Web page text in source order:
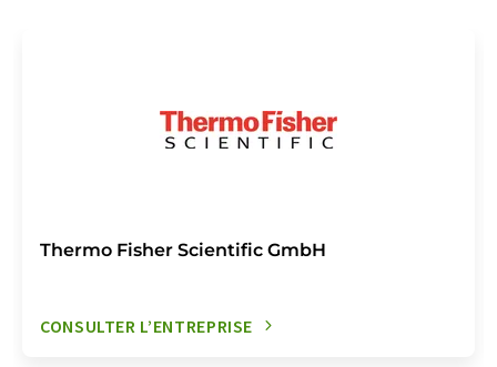
Thermo Fisher Scientific GmbH
CONSULTER L’ENTREPRISE